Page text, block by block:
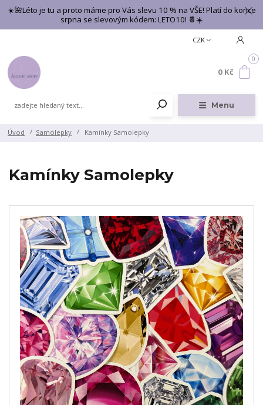
☀️🌺Léto je tu a proto máme pro Vás slevu 10 % na VŠE! Platí do konce
srpna se slevovým kódem: LETO10! 🍍☀️
Menu
CZK
0
0 Kč
Úvod Samolepky Kamínky Samolepky
Kamínky Samolepky